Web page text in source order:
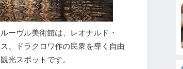
ーヴル美術館は、レオナルド・
、ドラクロワ作の民衆を導く自由
光スポットです。